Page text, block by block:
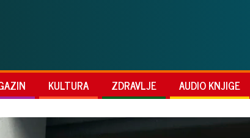
KULTURA ZDRAVLJE AUDIO KNJIGE